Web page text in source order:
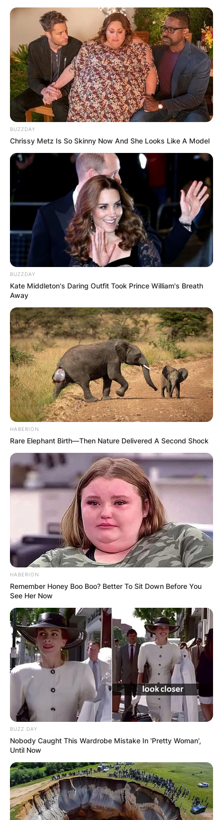
BUZZDAY
Chrissy Metz Is So Skinny Now And She Looks Like A Model
BUZZDAY
Kate Middleton's Daring Outfit Took Prince William's Breath
Away
HABERION
Rare Elephant Birth—Then Nature Delivered A Second Shock
HABERION
Remember Honey Boo Boo? Better To Sit Down Before You
See Her Now
BUZZ DAY
Nobody Caught This Wardrobe Mistake In 'Pretty Woman',
Until Now